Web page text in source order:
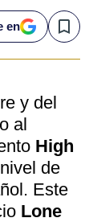
en Save
y del
al
High
de
Este
Lone